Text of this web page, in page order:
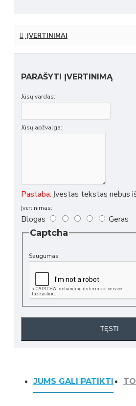
ĮVERTINIMAI
PARAŠYTI ĮVERTINIMĄ
Jūsų vardas:
Jūsų apžvalga:
Pastaba: Įvestas tekstas nebus
Įvertinimas:
Blogas
Geras
Captcha
Saugumas
TĘSTI
JUMS GALI PATIKTI